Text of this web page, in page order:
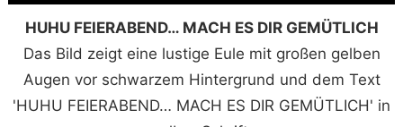
HUHU FEIERABEND… MACH ES DIR GEMÜTLICH
Das Bild zeigt eine lustige Eule mit großen gelben
Augen vor schwarzem Hintergrund und dem Text
'HUHU FEIERABEND… MACH ES DIR GEMÜTLICH' in